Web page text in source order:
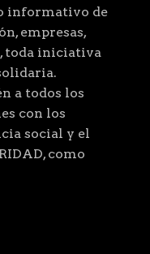
informativo de
empresas,
toda iniciativa
a todos los
con los
social y el
como